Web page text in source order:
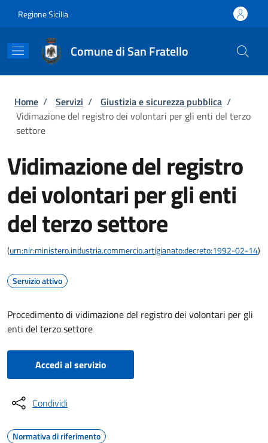
Regione Sicilia
Comune di San Fratello
Briciole di pane
Home / Servizi / Giustizia e sicurezza pubblica /
Vidimazione del registro dei volontari per gli enti del terzo
settore
Vidimazione del registro
dei volontari per gli enti
del terzo settore
(urn:nir:ministero.industria.commercio.artigianato:decreto:1992-02-14)
Servizio attivo
Procedimento di vidimazione del registro dei volontari per gli
enti del terzo settore
Accedi al servizio
Condividi
Normativa di riferimento